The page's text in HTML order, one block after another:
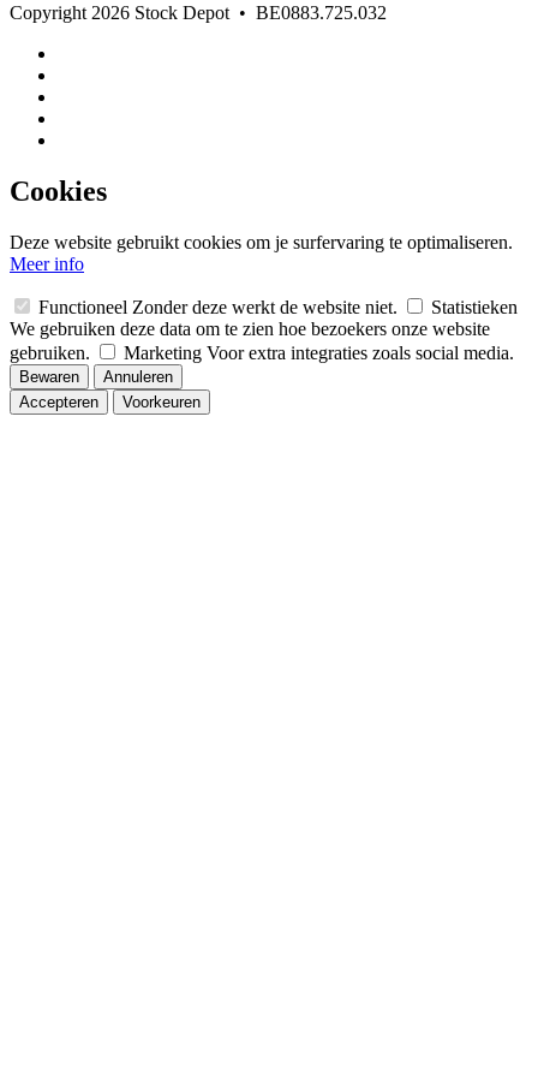
Copyright 2026 Stock Depot • BE0883.725.032
Cookies
Deze website gebruikt cookies om je surfervaring te optimaliseren.
Meer info
Functioneel Zonder deze werkt de website niet.
Statistieken
We gebruiken deze data om te zien hoe bezoekers onze website
gebruiken.
Marketing Voor extra integraties zoals social media.
Bewaren
Annuleren
Accepteren
Voorkeuren